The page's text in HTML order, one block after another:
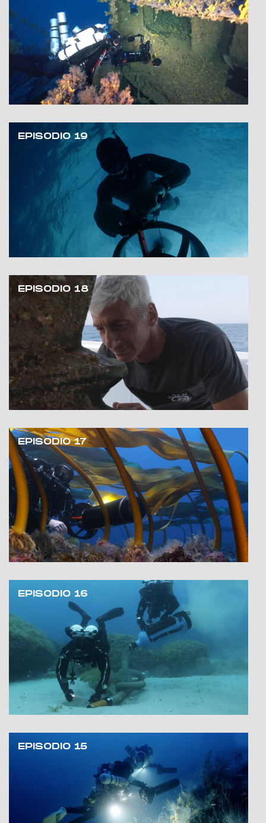
EPISODIO 19
EPISODIO 18
EPISODIO 17
EPISODIO 16
EPISODIO 15